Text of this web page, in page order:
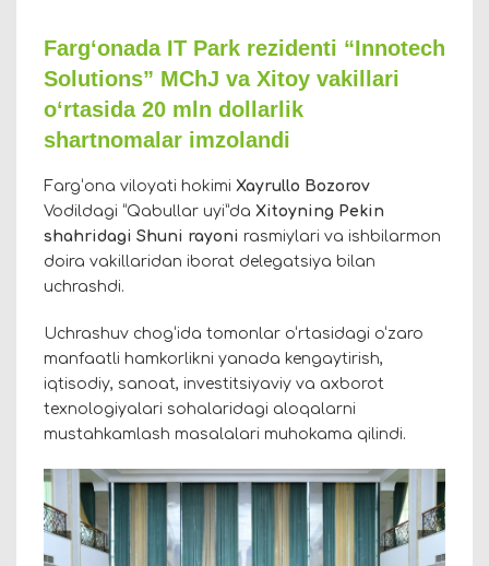
Farg‘onada IT Park rezidenti “Innotech
Solutions” MChJ va Xitoy vakillari
o‘rtasida 20 mln dollarlik
shartnomalar imzolandi
Farg‘ona viloyati hokimi Xayrullo Bozorov
Vodildagi “Qabullar uyi”da Xitoyning Pekin
shahridagi Shuni rayoni rasmiylari va ishbilarmon
doira vakillaridan iborat delegatsiya bilan
uchrashdi.
Uchrashuv chog‘ida tomonlar o‘rtasidagi o‘zaro
manfaatli hamkorlikni yanada kengaytirish,
iqtisodiy, sanoat, investitsiyaviy va axborot
texnologiyalari sohalaridagi aloqalarni
mustahkamlash masalalari muhokama qilindi.